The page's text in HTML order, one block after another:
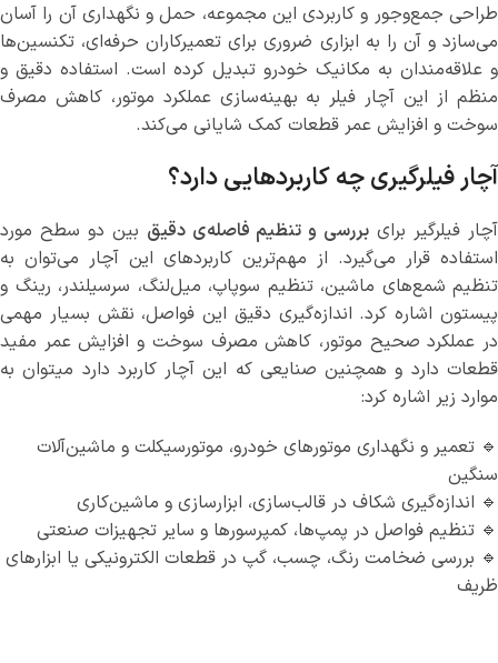
طراحی جمع‌وجور و کاربردی این مجموعه، حمل و نگهداری آن را آسان
می‌سازد و آن را به ابزاری ضروری برای تعمیرکاران حرفه‌ای، تکنسین‌ها
و علاقه‌مندان به مکانیک خودرو تبدیل کرده است. استفاده دقیق و
منظم از این آچار فیلر به بهینه‌سازی عملکرد موتور، کاهش مصرف
سوخت و افزایش عمر قطعات کمک شایانی می‌کند.
آچار فیلرگیری چه کاربردهایی دارد؟
آچار فیلرگیر برای بررسی و تنظیم فاصله‌ی دقیق بین دو سطح مورد
استفاده قرار می‌گیرد. از مهم‌ترین کاربردهای این آچار می‌توان به
تنظیم شمع‌های ماشین، تنظیم سوپاپ، میل‌لنگ، سرسیلندر، رینگ و
پیستون اشاره کرد. اندازه‌گیری دقیق این فواصل، نقش بسیار مهمی
در عملکرد صحیح موتور، کاهش مصرف سوخت و افزایش عمر مفید
قطعات دارد و همچنین صنایعی که این آچار کاربرد دارد میتوان به
موارد زیر اشاره کرد:
🔹 تعمیر و نگهداری موتورهای خودرو، موتورسیکلت و ماشین‌آلات
سنگین
🔹 اندازه‌گیری شکاف در قالب‌سازی، ابزارسازی و ماشین‌کاری
🔹 تنظیم فواصل در پمپ‌ها، کمپرسورها و سایر تجهیزات صنعتی
🔹 بررسی ضخامت رنگ، چسب، گپ در قطعات الکترونیکی یا ابزارهای
ظریف